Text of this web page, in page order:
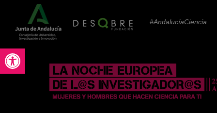
Abrir barra de herramientas
#AndalucíaCiencia